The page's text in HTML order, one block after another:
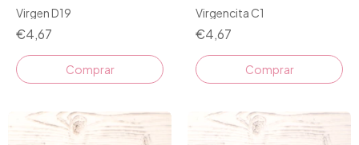
Virgen D19
€4,67
Comprar
Virgencita C1
€4,67
Comprar